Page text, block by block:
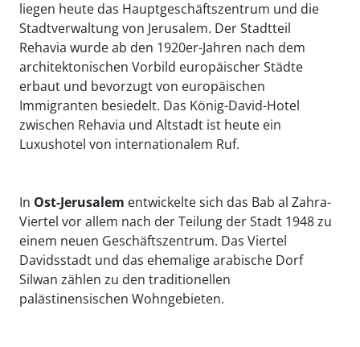
liegen heute das Hauptgeschäftszentrum und die
Stadtverwaltung von Jerusalem. Der Stadtteil
Rehavia wurde ab den 1920er-Jahren nach dem
architektonischen Vorbild europäischer Städte
erbaut und bevorzugt von europäischen
Immigranten besiedelt. Das König-David-Hotel
zwischen Rehavia und Altstadt ist heute ein
Luxushotel von internationalem Ruf.
In Ost-Jerusalem entwickelte sich das Bab al Zahra-
Viertel vor allem nach der Teilung der Stadt 1948 zu
einem neuen Geschäftszentrum. Das Viertel
Davidsstadt und das ehemalige arabische Dorf
Silwan zählen zu den traditionellen
palästinensischen Wohngebieten.